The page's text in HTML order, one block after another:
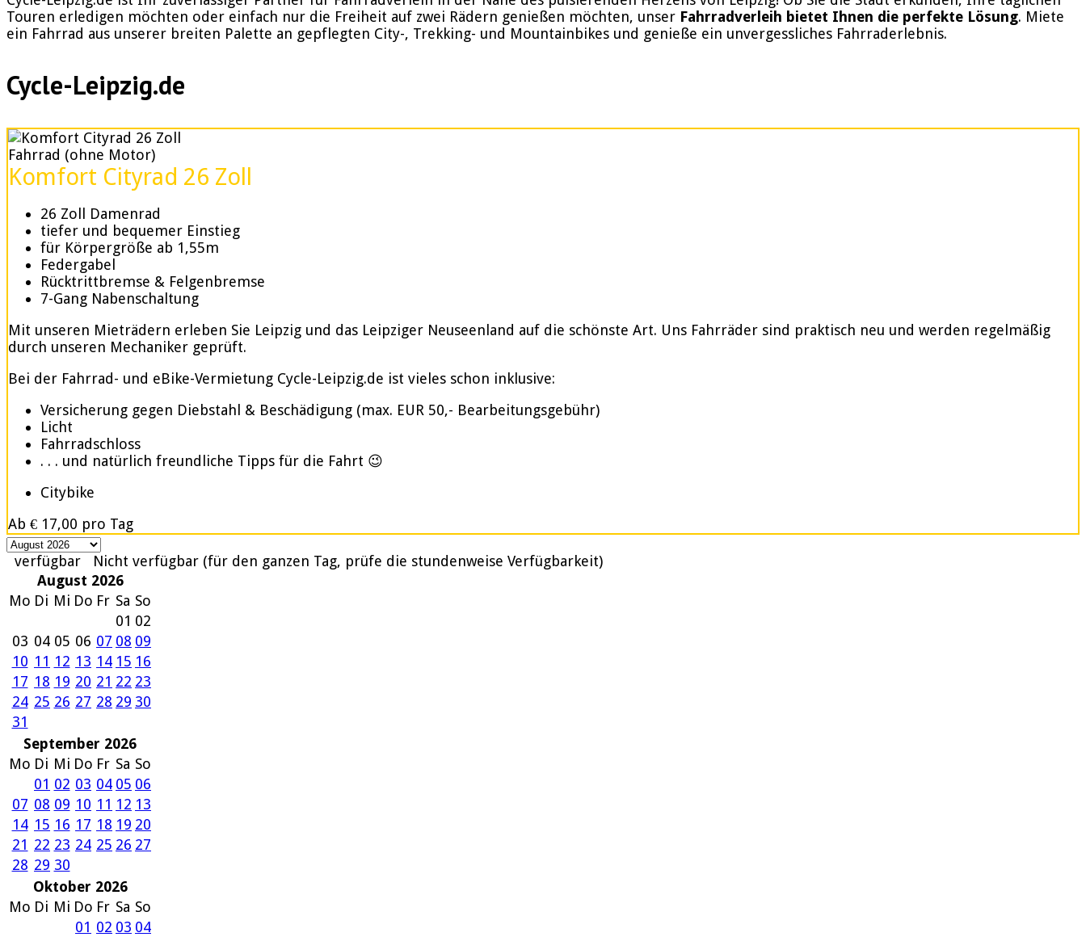
Touren erledigen möchten oder einfach nur die Freiheit auf zwei Rädern genießen möchten, unser Fahrradverleih bietet Ihnen die perfekte Lösung. Miete
ein Fahrrad aus unserer breiten Palette an gepflegten City-, Trekking- und Mountainbikes und genieße ein unvergessliches Fahrraderlebnis.
Cycle-Leipzig.de
Fahrrad (ohne Motor)
Komfort Cityrad 26 Zoll
26 Zoll Damenrad
tiefer und bequemer Einstieg
für Körpergröße ab 1,55m
Federgabel
Rücktrittbremse & Felgenbremse
7-Gang Nabenschaltung
Mit unseren Mieträdern erleben Sie Leipzig und das Leipziger Neuseenland auf die schönste Art. Uns Fahrräder sind praktisch neu und werden regelmäßig
durch unseren Mechaniker geprüft.
Bei der Fahrrad- und eBike-Vermietung Cycle-Leipzig.de ist vieles schon inklusive:
Versicherung gegen Diebstahl & Beschädigung (max. EUR 50,- Bearbeitungsgebühr)
Licht
Fahrradschloss
. . . und natürlich freundliche Tipps für die Fahrt 😉
Citybike
Ab € 17,00 pro Tag
verfügbar
Nicht verfügbar (für den ganzen Tag, prüfe die stundenweise Verfügbarkeit)
August 2026
Mo Di Mi Do Fr Sa So
01 02
03 04 05 06 07 08 09
10 11 12 13 14 15 16
17 18 19 20 21 22 23
24 25 26 27 28 29 30
31
September 2026
Mo Di Mi Do Fr Sa So
01 02 03 04 05 06
07 08 09 10 11 12 13
14 15 16 17 18 19 20
21 22 23 24 25 26 27
28 29 30
Oktober 2026
Mo Di Mi Do Fr Sa So
01 02 03 04